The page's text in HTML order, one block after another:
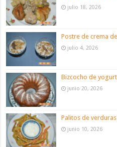
julio 18, 2026
Postre de crema
julio 4, 2026
Bizcocho de
junio 20, 2026
Palitos de
junio 10, 2026